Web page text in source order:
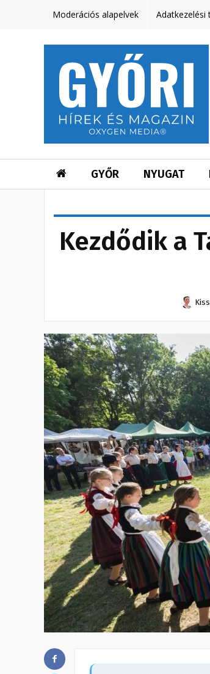
Moderációs alapelvek
GYŐR NYUGAT
Kezdődik a